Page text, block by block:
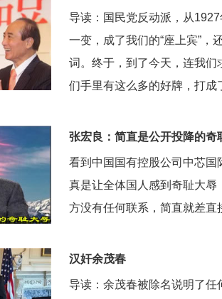
导读：国民党反动派，从
一变，成了我们的“座上宾”
词。终于，到了今天，连我们
们手里有这么多的好牌，打
张宏良：简直是公开投降的奇
看到中国国有控股公司中芯国
真是让全体国人感到奇耻大
方没有任何联系，简直就差直
汉奸余茂春
导读：余茂春被除名说明了